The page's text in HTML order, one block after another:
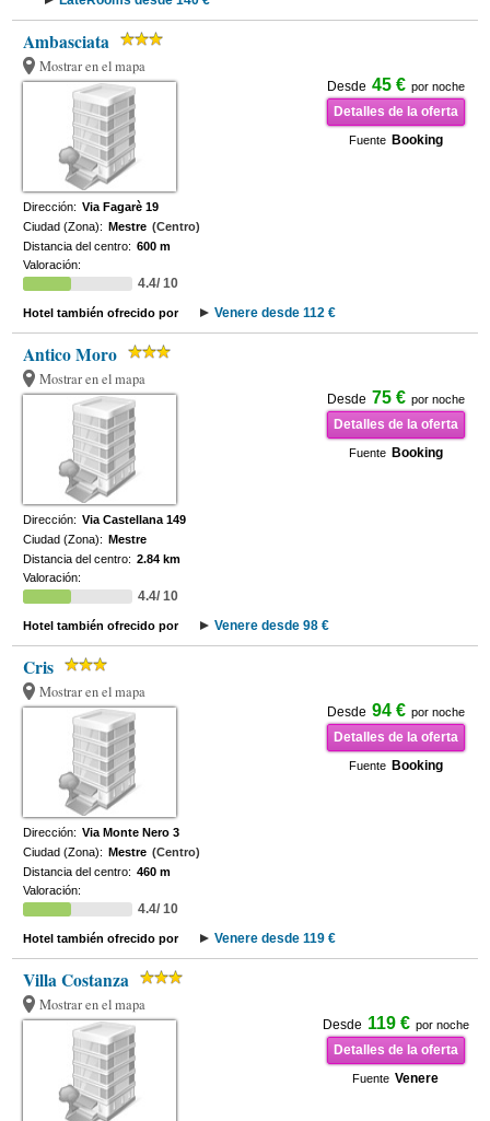
Ambasciata
Mostrar en el mapa
Desde 45 € por noche
Detalles de la oferta
Fuente Booking
Dirección: Via Fagarè 19
Ciudad (Zona): Mestre (Centro)
Distancia del centro: 600 m
Valoración:
4.4/ 10
Hotel también ofrecido por Venere desde 112 €
Antico Moro
Mostrar en el mapa
Desde 75 € por noche
Detalles de la oferta
Fuente Booking
Dirección: Via Castellana 149
Ciudad (Zona): Mestre
Distancia del centro: 2.84 km
Valoración:
4.4/ 10
Hotel también ofrecido por Venere desde 98 €
Cris
Mostrar en el mapa
Desde 94 € por noche
Detalles de la oferta
Fuente Booking
Dirección: Via Monte Nero 3
Ciudad (Zona): Mestre (Centro)
Distancia del centro: 460 m
Valoración:
4.4/ 10
Hotel también ofrecido por Venere desde 119 €
Villa Costanza
Mostrar en el mapa
Desde 119 € por noche
Detalles de la oferta
Fuente Venere